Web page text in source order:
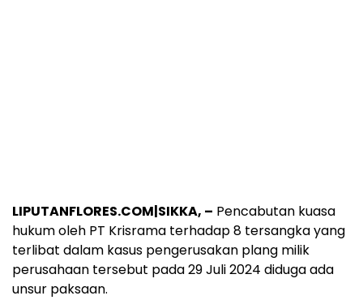
LIPUTANFLORES.COM|SIKKA, – Pencabutan kuasa
hukum oleh PT Krisrama terhadap 8 tersangka yang
terlibat dalam kasus pengerusakan plang milik
perusahaan tersebut pada 29 Juli 2024 diduga ada
unsur paksaan.